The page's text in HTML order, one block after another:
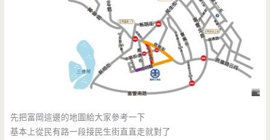
先把富岡這邊的地圖給大家參考一下
基本上從民有路一段接民生街直直走就對了